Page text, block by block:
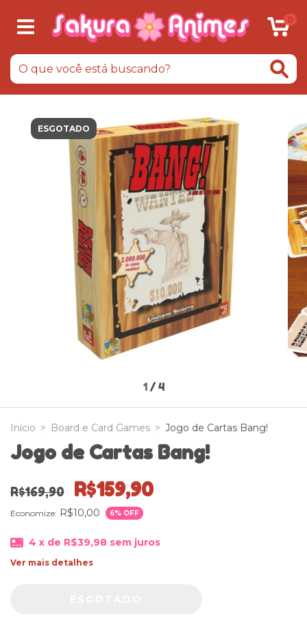
0
ESGOTADO
1 / 4
Início > Board e Card Games > Jogo de Cartas Bang!
Jogo de Cartas Bang!
R$169,90 R$159,90
Economize: R$10,00 6% OFF
4 x de R$39,98 sem juros
Ver mais detalhes